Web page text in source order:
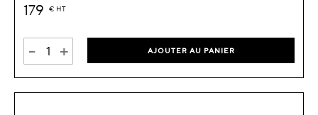
179 € HT
- + AJOUTER AU PANIER